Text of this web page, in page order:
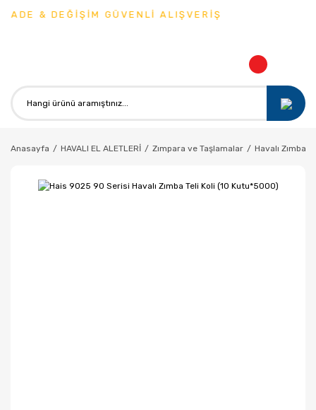
DEĞİŞİM GÜVENLİ ALIŞVERİŞ
Anasayfa HAVALI EL ALETLERİ Zımpara ve Taşlamalar Havalı Zımba